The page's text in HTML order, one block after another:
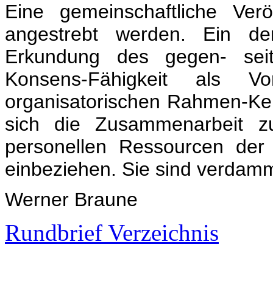
Eine gemeinschaftliche
angestrebt werden. Ein
Erkundung des gegen-
Konsens-Fähigkeit als
organisatorischen Rahmen-
sich die Zusammenarbeit
personellen Ressourcen
einbeziehen. Sie sind
Werner Braune
Rundbrief Verzeichnis